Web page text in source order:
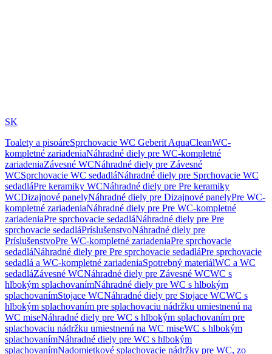
SK
Toalety a pisoáreSprchovacie WC Geberit AquaCleanWC-
kompletné zariadeniaNáhradné diely pre WC-kompletné
zariadeniaZávesné WCNáhradné diely pre Závesné
WCSprchovacie WC sedadláNáhradné diely pre Sprchovacie WC
sedadláPre keramiky WCNáhradné diely pre Pre keramiky
WCDizajnové panelyNáhradné diely pre Dizajnové panelyPre WC-
kompletné zariadeniaNáhradné diely pre Pre WC-kompletné
zariadeniaPre sprchovacie sedadláNáhradné diely pre Pre
sprchovacie sedadláPríslušenstvoNáhradné diely pre
PríslušenstvoPre WC-kompletné zariadeniaPre sprchovacie
sedadláNáhradné diely pre Pre sprchovacie sedadláPre sprchovacie
sedadlá a WC-kompletné zariadeniaSpotrebný materiálWC a WC
sedadláZávesné WCNáhradné diely pre Závesné WCWC s
hlbokým splachovanímNáhradné diely pre WC s hlbokým
splachovanímStojace WCNáhradné diely pre Stojace WCWC s
hlbokým splachovaním pre splachovaciu nádržku umiestnenú na
WC miseNáhradné diely pre WC s hlbokým splachovaním pre
splachovaciu nádržku umiestnenú na WC miseWC s hlbokým
splachovanímNáhradné diely pre WC s hlbokým
splachovanímNadomietkové splachovacie nádržky pre WC, zo